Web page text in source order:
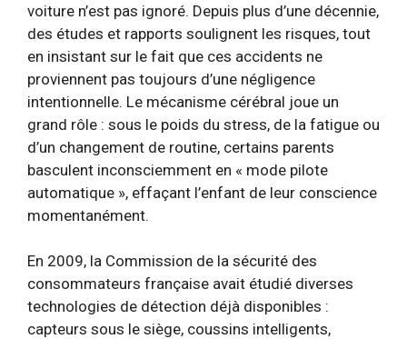
voiture n’est pas ignoré. Depuis plus d’une décennie,
des études et rapports soulignent les risques, tout
en insistant sur le fait que ces accidents ne
proviennent pas toujours d’une négligence
intentionnelle. Le mécanisme cérébral joue un
grand rôle : sous le poids du stress, de la fatigue ou
d’un changement de routine, certains parents
basculent inconsciemment en « mode pilote
automatique », effaçant l’enfant de leur conscience
momentanément.
En 2009, la Commission de la sécurité des
consommateurs française avait étudié diverses
technologies de détection déjà disponibles :
capteurs sous le siège, coussins intelligents,